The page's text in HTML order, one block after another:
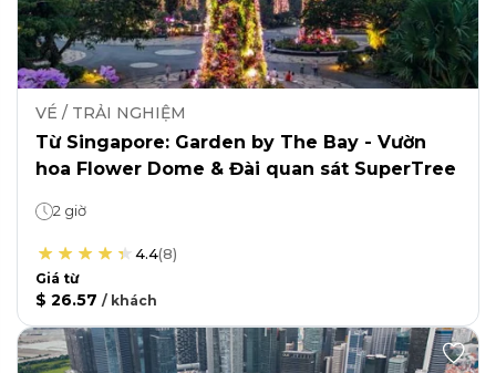
VÉ / TRẢI NGHIỆM
Từ Singapore: Garden by The Bay - Vườn
hoa Flower Dome & Đài quan sát SuperTree
2 giờ
4.4(8)
Giá từ
$ 26.57 / khách